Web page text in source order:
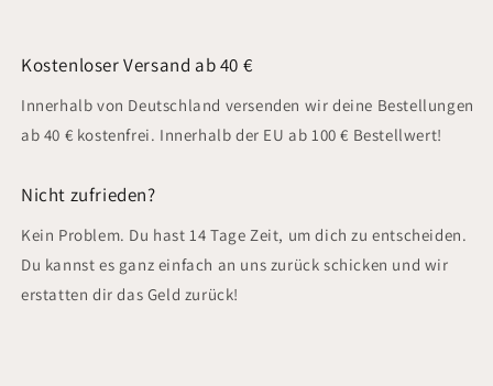
Kostenloser Versand ab 40 €
Innerhalb von Deutschland versenden wir deine Bestellungen
ab 40 € kostenfrei. Innerhalb der EU ab 100 € Bestellwert!
Nicht zufrieden?
Kein Problem. Du hast 14 Tage Zeit, um dich zu entscheiden.
Du kannst es ganz einfach an uns zurück schicken und wir
erstatten dir das Geld zurück!